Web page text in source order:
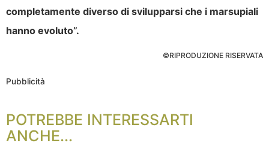
completamente diverso di svilupparsi che i marsupiali
hanno evoluto”.
©RIPRODUZIONE RISERVATA
Pubblicità
POTREBBE INTERESSARTI
ANCHE...